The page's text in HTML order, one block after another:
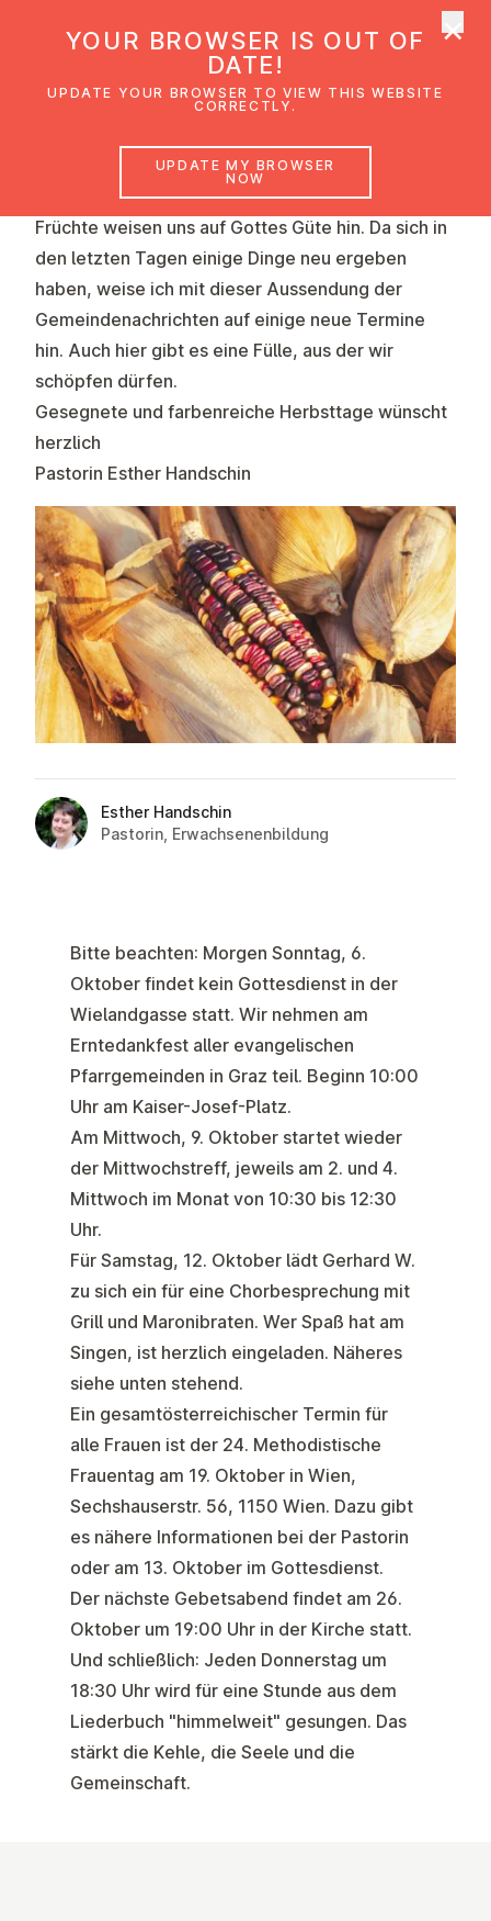
Die Farben des Herbstes und die Vielfalt der
Früchte weisen uns auf Gottes Güte hin. Da sich in
den letzten Tagen einige Dinge neu ergeben
haben, weise ich mit dieser Aussendung der
Gemeindenachrichten auf einige neue Termine
hin. Auch hier gibt es eine Fülle, aus der wir
schöpfen dürfen.
Gesegnete und farbenreiche Herbsttage wünscht
herzlich
Pastorin Esther Handschin
Esther Handschin
Pastorin, Erwachsenenbildung
Bitte beachten: Morgen Sonntag, 6.
Oktober findet kein Gottesdienst in der
Wielandgasse statt. Wir nehmen am
Erntedankfest aller evangelischen
Pfarrgemeinden in Graz teil. Beginn 10:00
Uhr am Kaiser-Josef-Platz.
Am Mittwoch, 9. Oktober startet wieder
der Mittwochstreff, jeweils am 2. und 4.
Mittwoch im Monat von 10:30 bis 12:30
Uhr.
Für Samstag, 12. Oktober lädt Gerhard W.
zu sich ein für eine Chorbesprechung mit
Grill und Maronibraten. Wer Spaß hat am
Singen, ist herzlich eingeladen. Näheres
siehe unten stehend.
Ein gesamtösterreichischer Termin für
alle Frauen ist der 24. Methodistische
Frauentag am 19. Oktober in Wien,
Sechshauserstr. 56, 1150 Wien. Dazu gibt
es nähere Informationen bei der Pastorin
oder am 13. Oktober im Gottesdienst.
Der nächste Gebetsabend findet am 26.
Oktober um 19:00 Uhr in der Kirche statt.
Und schließlich: Jeden Donnerstag um
18:30 Uhr wird für eine Stunde aus dem
Liederbuch "himmelweit" gesungen. Das
stärkt die Kehle, die Seele und die
Gemeinschaft.
YOUR BROWSER IS OUT OF
DATE!
UPDATE YOUR BROWSER TO VIEW THIS WEBSITE
CORRECTLY.
UPDATE MY BROWSER
NOW
×